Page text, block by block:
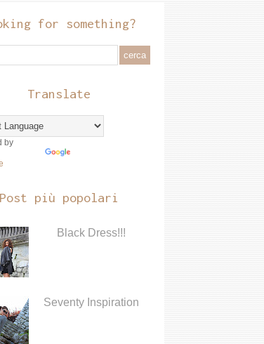
for something?
Translate
by
Post più popolari
Black Dress!!!
Seventy Inspiration